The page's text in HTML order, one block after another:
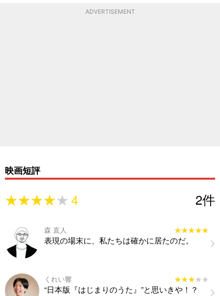
ADVERTISEMENT
映画短評
★★★★★
★★★★★4 2件
森 直人 ★★★★★
★★★★★
表現の場末に、私たちは確かに居たのだ。
くれい響 ★★★★★
★★★★★
“日本版『はじまりのうた』”と思いきや！？